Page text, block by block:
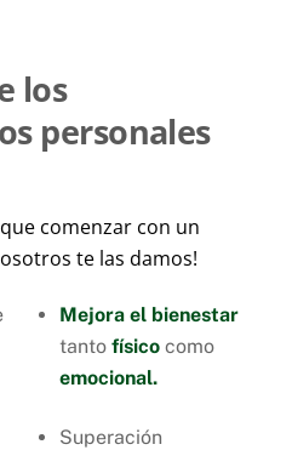
los
personales
comenzar con un
te las damos!
Mejora el bienestar
tantofísico como
emocional.
Superación